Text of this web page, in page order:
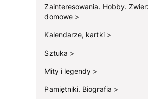
Zainteresowania. Hobby.
domowe
Kalendarze, kartki
Sztuka
Mity i legendy
Pamiętniki. Biografia